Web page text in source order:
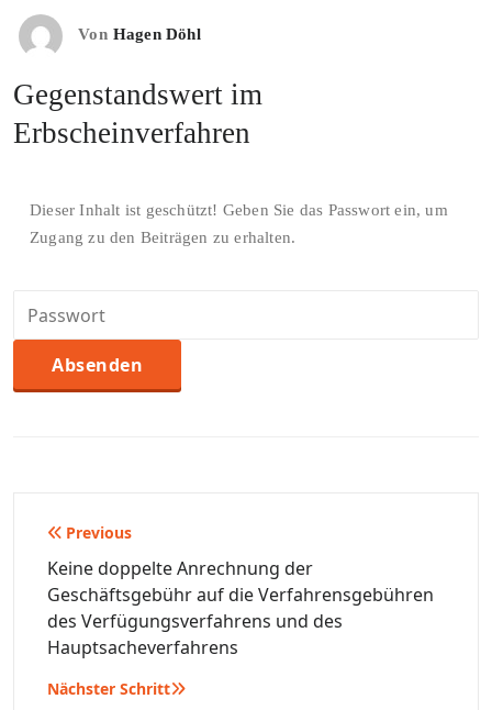
Von Hagen Döhl
Gegenstandswert im
Erbscheinverfahren
Dieser Inhalt ist geschützt! Geben Sie das Passwort ein, um
Zugang zu den Beiträgen zu erhalten.
Beitragsnavigation
Previous
Keine doppelte Anrechnung der
Geschäftsgebühr auf die Verfahrensgebühren
des Verfügungsverfahrens und des
Hauptsacheverfahrens
Nächster Schritt